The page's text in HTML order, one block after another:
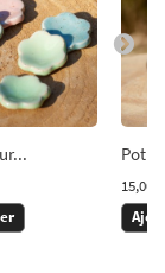
Pot
15,00 €